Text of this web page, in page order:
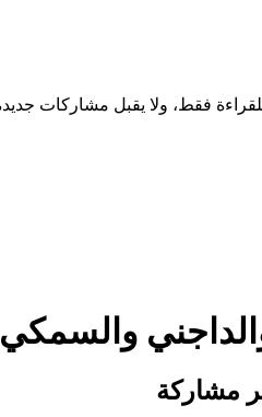
والسمكي
مشاركة